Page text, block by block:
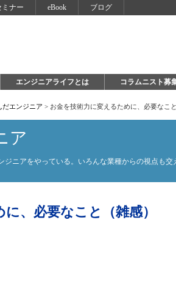
ミナー eBook ブログ
エンジニアライフとは コラムニスト募
だエンジニア > お金を技術力に変えるために、必要なこ
ア
ジニアをやっている。いろんな業種からの視点も交
、必要なこと（雑感）